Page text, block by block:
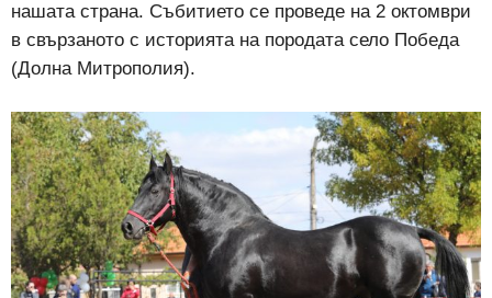
нашата страна. Събитието се проведе на 2 октомври
в свързаното с историята на породата село Победа
(Долна Митрополия).